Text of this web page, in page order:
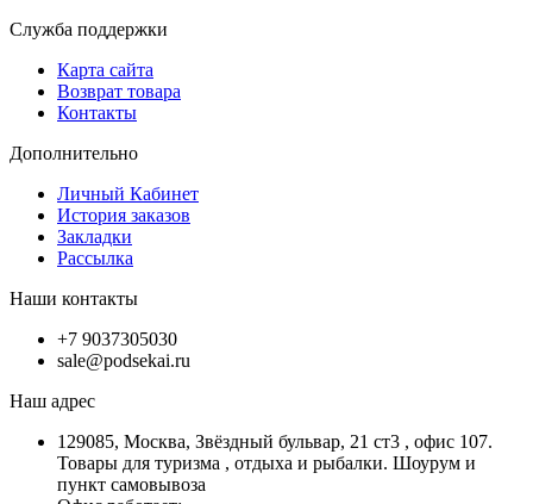
Служба поддержки
Карта сайта
Возврат товара
Контакты
Дополнительно
Личный Кабинет
История заказов
Закладки
Рассылка
Наши контакты
+7 9037305030
sale@podsekai.ru
Наш адрес
129085, Москва, Звёздный бульвар, 21 ст3 , офис 107.
Товары для туризма , отдыха и рыбалки. Шоурум и
пункт самовывоза